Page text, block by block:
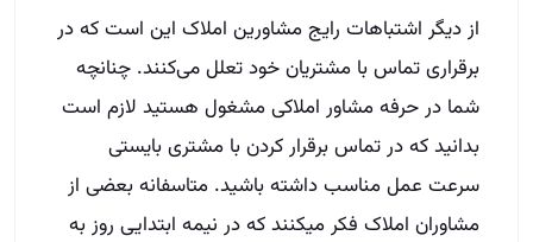
از دیگر اشتباهات رایج مشاورین املاک این است که در
برقراری تماس با مشتریان خود تعلل می‌کنند. چنانچه
شما در حرفه مشاور املاکی مشغول هستید لازم است
بدانید که در تماس برقرار کردن با مشتری بایستی
سرعت عمل مناسب داشته باشید‌‌. متاسفانه بعضی از
مشاوران املاک فکر میکنند که در نیمه ابتدایی روز به